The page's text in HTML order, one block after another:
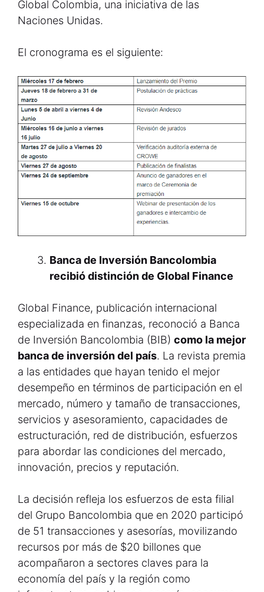
Global Colombia, una iniciativa de las
Naciones Unidas.
El cronograma es el siguiente:
Banca de Inversión Bancolombia
recibió distinción de Global Finance
Global Finance, publicación internacional
especializada en finanzas, reconoció a Banca
de Inversión Bancolombia (BIB) como la mejor
banca de inversión del país. La revista premia
a las entidades que hayan tenido el mejor
desempeño en términos de participación en el
mercado, número y tamaño de transacciones,
servicios y asesoramiento, capacidades de
estructuración, red de distribución, esfuerzos
para abordar las condiciones del mercado,
innovación, precios y reputación.
La decisión refleja los esfuerzos de esta filial
del Grupo Bancolombia que en 2020 participó
de 51 transacciones y asesorías, movilizando
recursos por más de $20 billones que
acompañaron a sectores claves para la
economía del país y la región como